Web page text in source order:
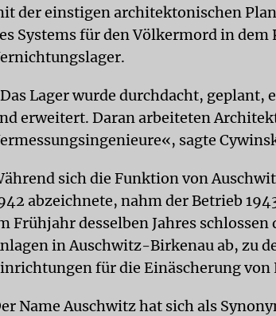
der einstigen architektonischen
Systems für den Völkermord in
Lager wurde durchdacht,
erweitert. Daran arbeiteten
sagte
sich die Funktion von
abzeichnete, nahm der Betrieb
Frühjahr desselben Jahres schlossen
in Auschwitz-Birkenau ab, zu
für die Einäscherung von
Name Auschwitz hat sich als